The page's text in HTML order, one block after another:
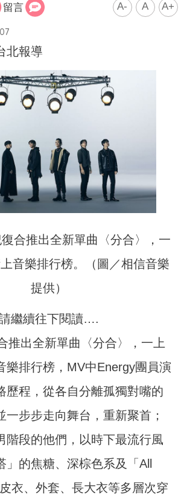
留言 A- A A+
北報導
合推出全新單曲〈分合〉， 一
上音樂排行榜。（圖／相信音樂
提供）
繼續往下閱讀….
推出全新單曲〈分合〉， 一上
樂排行榜， MV中Energy團員演
歷程，從各自分離孤獨對嘴的
一步步走向舞台，重新聚首；
階段的他們，以時下最流行風
」的焦糖、深棕色系及「All
衣、外套、長大衣等多層次穿